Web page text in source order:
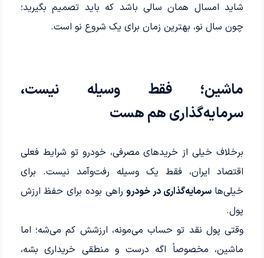
شاید امسال همان سالی باشد که باید تصمیم بگیرید؛
چون سال نو، بهترین زمان برای یک شروع نو است.
ماشین؛ فقط وسیله نیست،
سرمایه‌گذاری هم هست
برخلاف خیلی از خریدهای مصرفی، خودرو تو شرایط فعلی
اقتصاد ایران، فقط یک وسیله رفت‌وآمد نیست. برای
خیلی‌هاسرمایه‌گذاری در خودروراهی بوده برای حفظ ارزش
پول.
وقتی پول نقد تو حساب می‌مونه، ارزشش کم می‌شه؛ اما
ماشین، مخصوصاً اگه درست و منطقی خریداری بشه،